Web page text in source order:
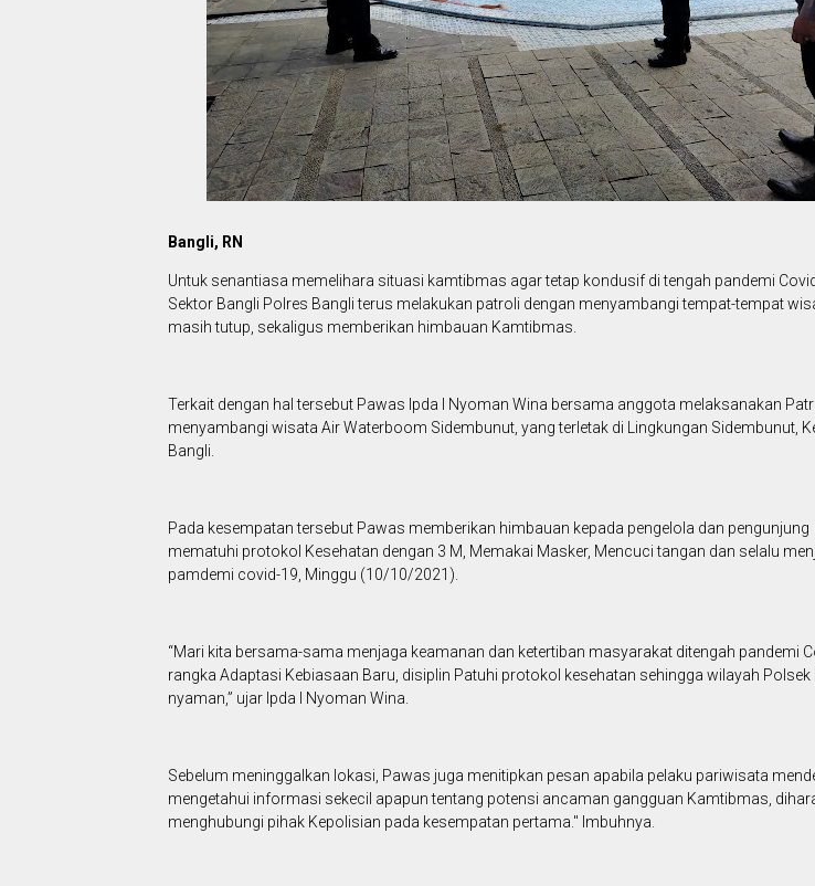
Bangli, RN
Untuk senantiasa memelihara situasi kamtibmas agar tetap kondusif di tengah pandemi
Sektor Bangli Polres Bangli terus melakukan patroli dengan menyambangi tempat-tempat
masih tutup, sekaligus memberikan himbauan Kamtibmas.
Terkait dengan hal tersebut Pawas Ipda I Nyoman Wina bersama anggota melaksanakan
menyambangi wisata Air Waterboom Sidembunut, yang terletak di Lingkungan Sidembunut,
Bangli.
Pada kesempatan tersebut Pawas memberikan himbauan kepada pengelola dan
mematuhi protokol Kesehatan dengan 3 M, Memakai Masker, Mencuci tangan dan selalu
pamdemi covid-19, Minggu (10/10/2021).
“Mari kita bersama-sama menjaga keamanan dan ketertiban masyarakat ditengah pandemi
rangka Adaptasi Kebiasaan Baru, disiplin Patuhi protokol kesehatan sehingga wilayah Polsek
nyaman,” ujar Ipda I Nyoman Wina.
Sebelum meninggalkan lokasi, Pawas juga menitipkan pesan apabila pelaku pariwisata
mengetahui informasi sekecil apapun tentang potensi ancaman gangguan Kamtibmas,
menghubungi pihak Kepolisian pada kesempatan pertama." Imbuhnya.